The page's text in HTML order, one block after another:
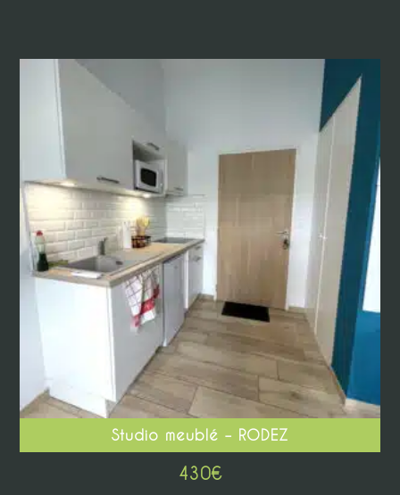
Studio meublé – RODEZ
430€